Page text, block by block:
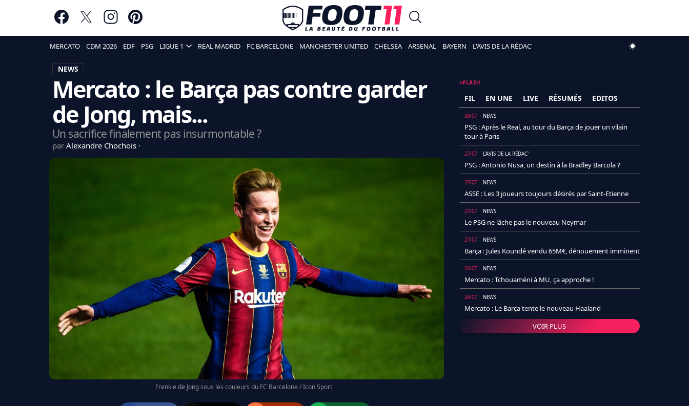
MERCATO CDM 2026 EDF PSG LIGUE 1 REAL MADRID FC BARCELONE MANCHESTER UNITED CHELSEA ARSENAL BAYERN L'AVIS DE LA RÉDAC'
NEWS
Mercato : le Barça pas contre garder
de Jong, mais...
Un sacrifice finalement pas insurmontable ?
par Alexandre Chochois
Frenkie de Jong sous les couleurs du FC Barcelone / Icon Sport
FLASH
FIL EN UNE LIVE RÉSUMÉS EDITOS
30/07 NEWS
PSG : Après le Real, au tour du Barça de jouer un vilain
tour à Paris
27/07 L'AVIS DE LA RÉDAC'
PSG : Antonio Nusa, un destin à la Bradley Barcola ?
27/07 NEWS
ASSE : Les 3 joueurs toujours désirés par Saint-Etienne
27/07 NEWS
Le PSG ne lâche pas le nouveau Neymar
27/07 NEWS
Barça : Jules Koundé vendu 65M€, dénouement imminent
26/07 NEWS
Mercato : Tchouaméni à MU, ça approche !
26/07 NEWS
Mercato : Le Barça tente le nouveau Haaland
VOIR PLUS